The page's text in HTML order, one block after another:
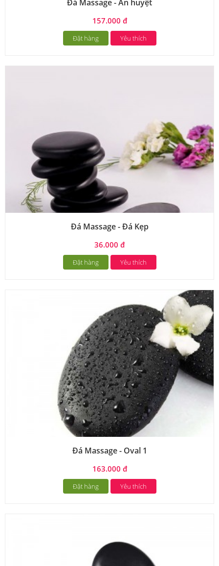
Đá Massage - Ấn huyệt
157.000 đ
Đặt hàng Yêu thích
Đá Massage - Đá Kẹp
36.000 đ
Đặt hàng Yêu thích
Đá Massage - Oval 1
163.000 đ
Đặt hàng Yêu thích